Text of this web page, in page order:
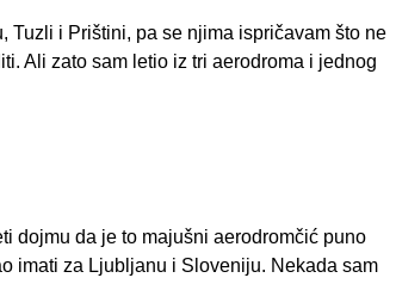
Tuzli i Prištini, pa se njima ispričavam što ne
Ali zato sam letio iz tri aerodroma i jednog
dojmu da je to majušni aerodromčić puno
imati za Ljubljanu i Sloveniju. Nekada sam